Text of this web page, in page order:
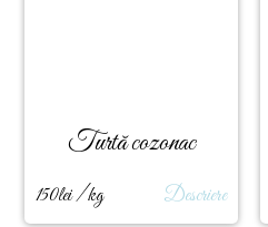
Turtă cozonac
150lei / kg Descriere